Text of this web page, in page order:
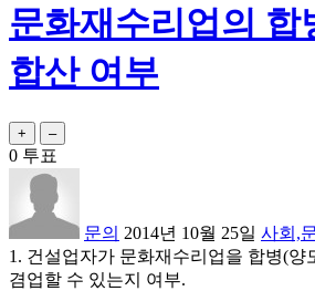
문화재수리업의 합
합산 여부
0 투표
문의 2014년 10월 25일 사회,
1. 건설업자가 문화재수리업을 합병(양
겸업할 수 있는지 여부.